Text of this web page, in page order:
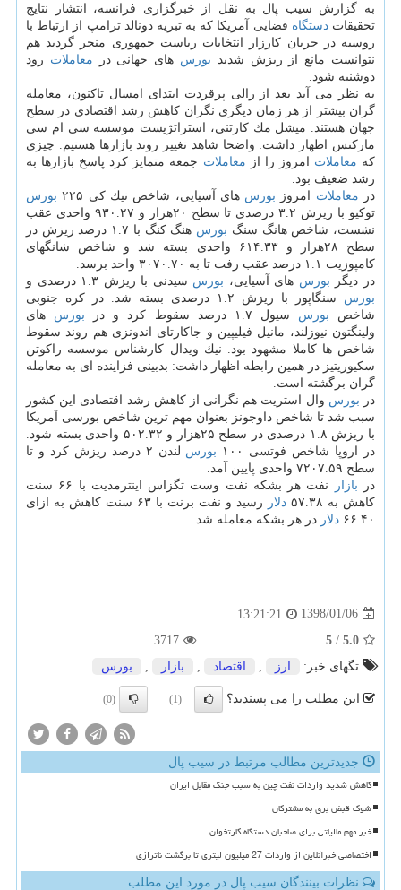
به گزارش سیب پال به نقل از خبرگزاری فرانسه، انتشار نتایج
تحقیقاتدستگاه قضایی آمریكا كه به تبریه دونالد ترامپ از ارتباط با
روسیه در جریان كارزار انتخابات ریاست جمهوری منجر گردید هم
نتوانست مانع از ریزش شدید بورس های جهانی در معاملات رود
دوشنبه شود.
به نظر می آید بعد از رالی پرقردت ابتدای امسال تاكنون، معامله
گران بیشتر از هر زمان دیگری نگران كاهش رشد اقتصادی در سطح
جهان هستند. میشل مك كارتنی، استراتژیست موسسه سی ام سی
ماركتس اظهار داشت: واضحا شاهد تغییر روند بازارها هستیم. چیزی
كه معاملات امروز را از معاملات جمعه متمایز كرد پاسخ بازارها به
رشد ضعیف بود.
در معاملات امروز بورس های آسیایی، شاخص نیك كی ۲۲۵
بورس
توكیو با ریزش ۳.۲ درصدی تا سطح ۲۰هزار و ۹۳۰.۲۷ واحدی عقب
نشست، شاخص هانگ سنگ بورس
هنگ كنگ با ۱.۷ درصد ریزش در
سطح ۲۸هزار و ۶۱۴.۳۳ واحدی بسته شد و شاخص شانگهای
كامپوزیت ۱.۱ درصد عقب رفت تا به ۳۰۷۰.۷۰ واحد برسد.
در دیگر بورس های آسیایی، بورس سیدنی با ریزش ۱.۳ درصدی و
بورس
سنگاپور با ریزش ۱.۲ درصدی بسته شد. در كره جنوبی
شاخص بورس سیول ۱.۷ درصد سقوط كرد و در بورس های
ولینگتون نیوزلند، مانیل فیلیپین و جاكارتای اندونزی هم روند سقوط
شاخص ها كاملا مشهود بود. نیك ویدال كارشناس موسسه راكوتن
سكیوریتیز در همین رابطه اظهار داشت: بدبینی فزاینده ای به معامله
گران برگشته است.
در بورس وال استریت هم نگرانی از كاهش رشد اقتصادی این كشور
سبب شد تا شاخص داوجونز بعنوان مهم ترین شاخص بورسی آمریكا
با ریزش ۱.۸ درصدی در سطح ۲۵هزار و ۵۰۲.۳۲ واحدی بسته شود.
در اروپا شاخص فوتسی ۱۰۰
بورس
لندن ۲ درصد ریزش كرد و تا
سطح ۷۲۰۷.۵۹ واحدی پایین آمد.
در بازار
نفت هر بشكه نفت وست تگزاس اینترمدیت با ۶۶ سنت
كاهش به ۵۷.۳۸
دلار
رسید و نفت برنت با ۶۳ سنت كاهش به ازای
۶۶.۴۰ دلار در هر بشكه معامله شد.
1398/01/06
13:21:21
5.0
/
5
3717
تگهای خبر:
ارز اقتصاد بازار بورس
این مطلب را می پسندید؟ (1)
(0)
جدیدترین مطالب مرتبط در سیب پال
کاهش شدید واردات نفت چین به سبب جنگ مقابل ایران
شوک قبض برق به مشترکان
خبر مهم مالیاتی برای صاحبان دستگاه کارتخوان
اختصاصی خبرآنلاین از واردات 27 میلیون لیتری تا برگشت ناترازی
نظرات بینندگان سیب پال در مورد این مطلب